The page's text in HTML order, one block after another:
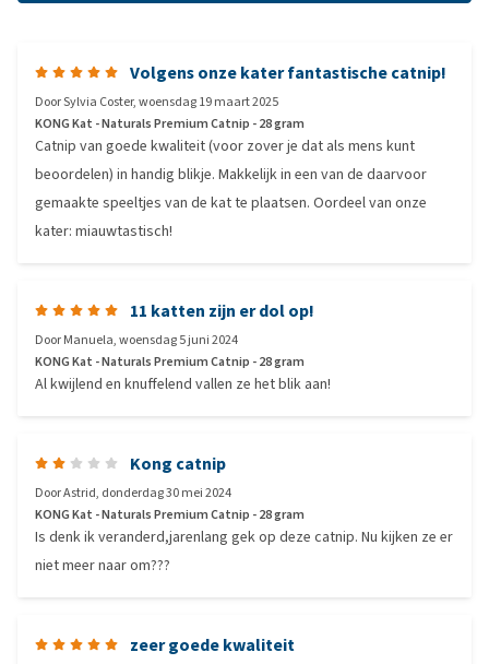
Volgens onze kater fantastische catnip!
DoorSylvia Coster,woensdag 19 maart 2025
KONG Kat - Naturals Premium Catnip - 28 gram
Catnip van goede kwaliteit (voor zover je dat als mens kunt
beoordelen) in handig blikje. Makkelijk in een van de daarvoor
gemaakte speeltjes van de kat te plaatsen. Oordeel van onze
kater: miauwtastisch!
11 katten zijn er dol op!
DoorManuela,woensdag 5 juni 2024
KONG Kat - Naturals Premium Catnip - 28 gram
Al kwijlend en knuffelend vallen ze het blik aan!
Kong catnip
DoorAstrid, donderdag 30 mei 2024
KONG Kat - Naturals Premium Catnip - 28 gram
Is denk ik veranderd,jarenlang gek op deze catnip. Nu kijken ze er
niet meer naar om???
zeer goede kwaliteit